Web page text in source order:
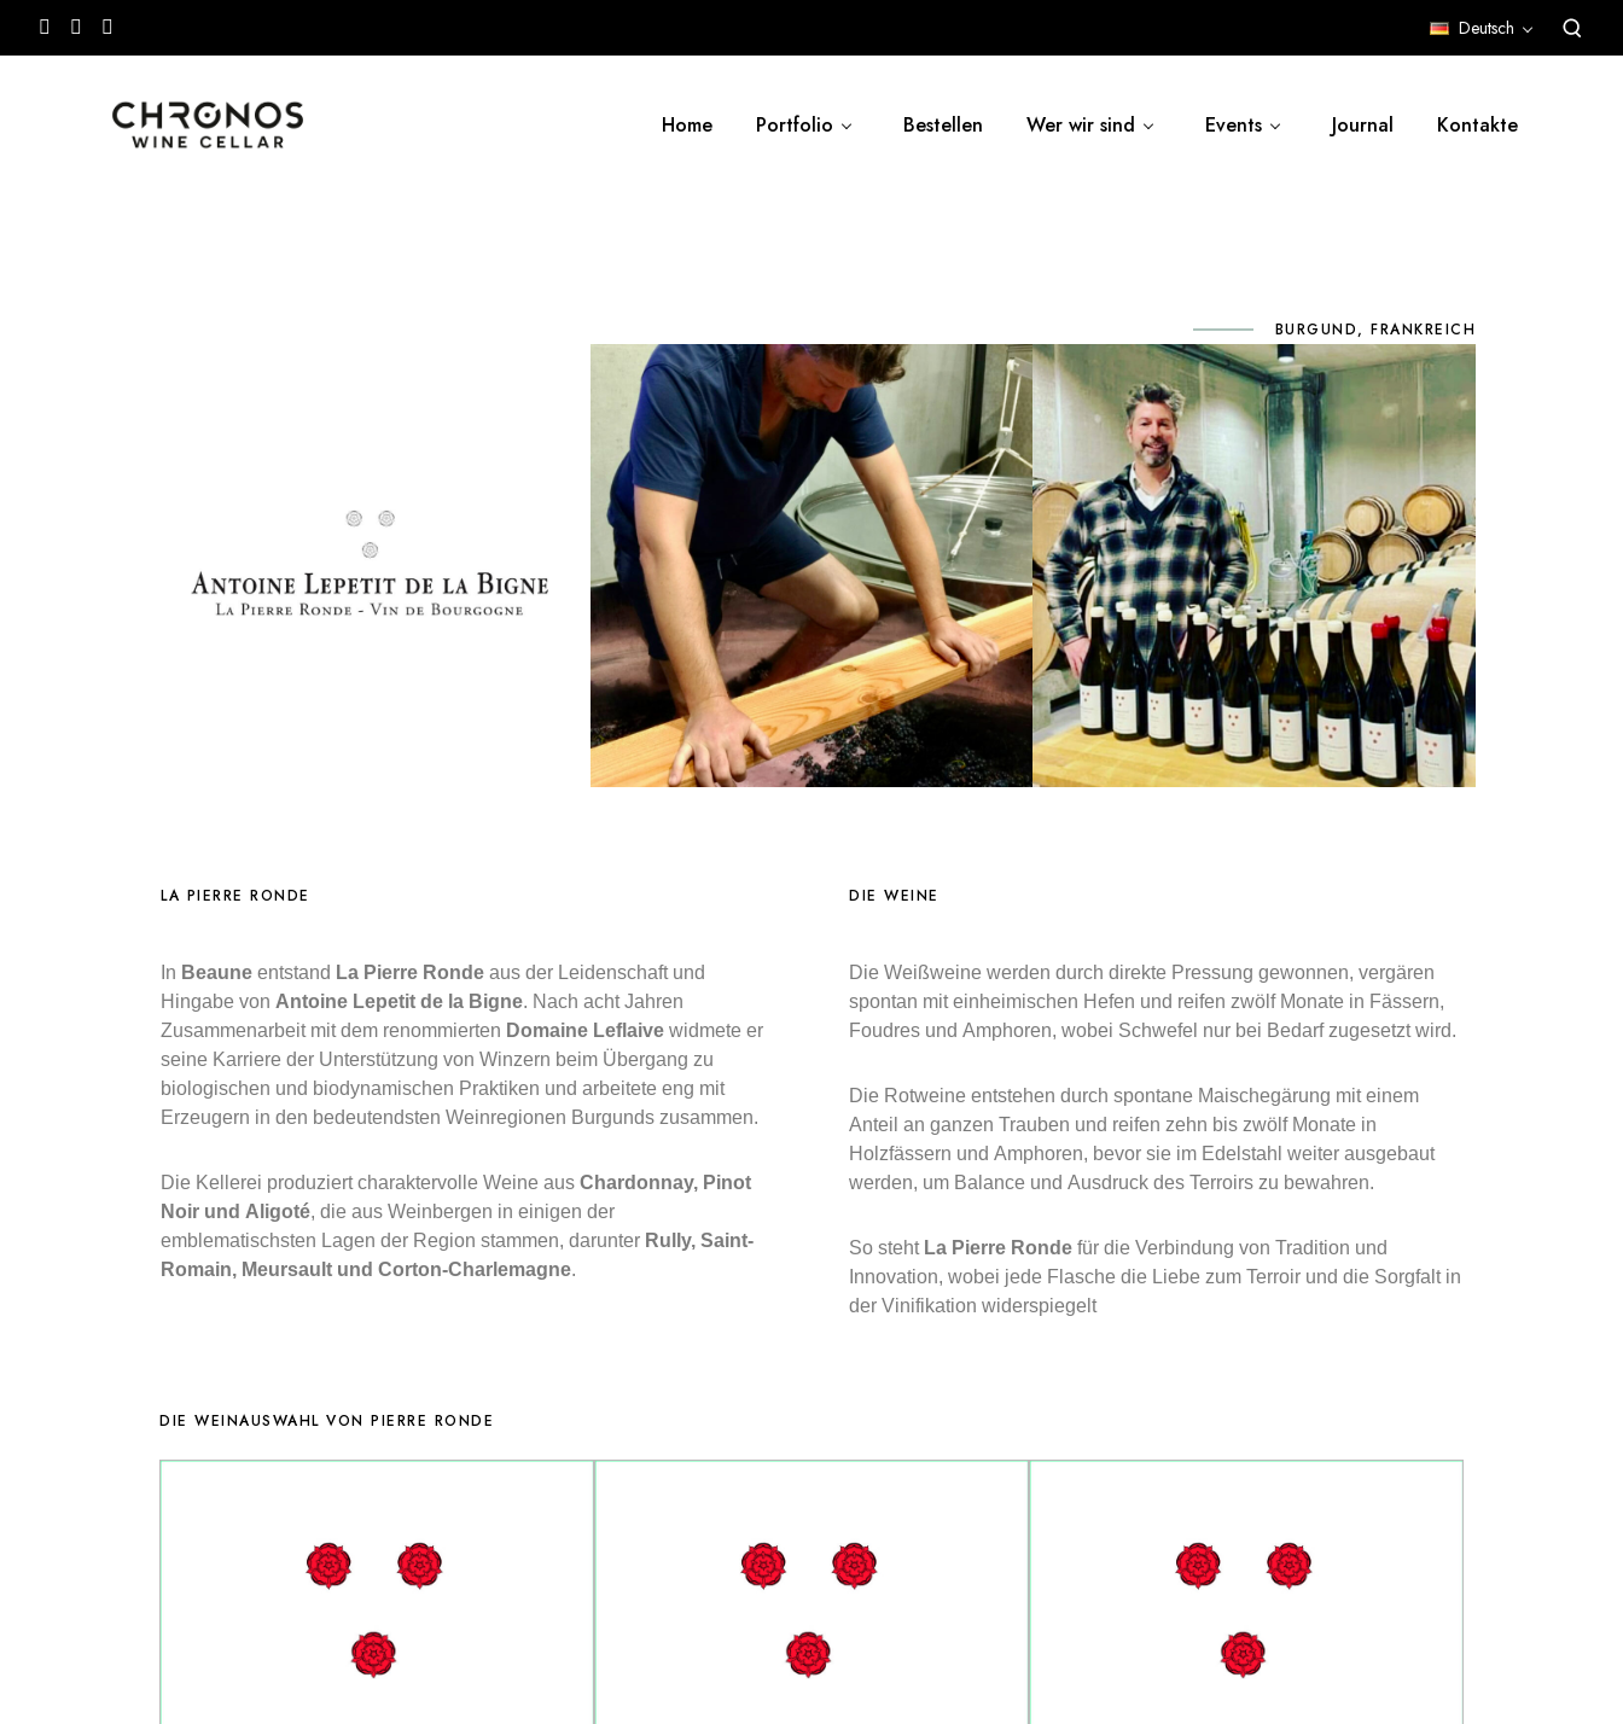
Deutsch
Home Portfolio Bestellen Wer wir sind Events Journal Kontakte
BURGUND, FRANKREICH
LA PIERRE RONDE
In Beaune entstand La Pierre Ronde aus der Leidenschaft und
Hingabe von Antoine Lepetit de la Bigne. Nach acht Jahren
Zusammenarbeit mit dem renommierten Domaine Leflaive widmete er
seine Karriere der Unterstützung von Winzern beim Übergang zu
biologischen und biodynamischen Praktiken und arbeitete eng mit
Erzeugern in den bedeutendsten Weinregionen Burgunds zusammen.
Die Kellerei produziert charaktervolle Weine ausChardonnay, Pinot
Noir und Aligoté, die aus Weinbergen in einigen der
emblematischsten Lagen der Region stammen, darunter Rully, Saint-
Romain, Meursault und Corton-Charlemagne.
DIE WEINE
Die Weißweine werden durch direkte Pressung gewonnen, vergären
spontan mit einheimischen Hefen und reifen zwölf Monate in Fässern,
Foudres und Amphoren, wobei Schwefel nur bei Bedarf zugesetzt wird.
Die Rotweine entstehen durch spontane Maischegärung mit einem
Anteil an ganzen Trauben und reifen zehn bis zwölf Monate in
Holzfässern und Amphoren, bevor sie im Edelstahl weiter ausgebaut
werden, um Balance und Ausdruck des Terroirs zu bewahren.
So steht La Pierre Ronde für die Verbindung von Tradition und
Innovation, wobei jede Flasche die Liebe zum Terroir und die Sorgfalt in
der Vinifikation widerspiegelt
DIE WEINAUSWAHL VON PIERRE RONDE